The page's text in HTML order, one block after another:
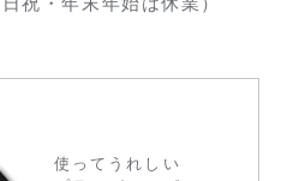
使ってうれしい